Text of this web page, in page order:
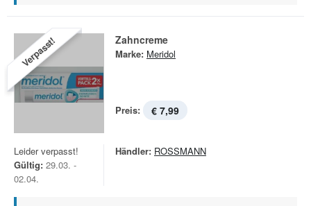
Verpasst! Zahncreme
Marke: Meridol
Preis: € 7,99
Leider verpasst!
Gültig: 29.03. -
02.04.
Händler: ROSSMANN